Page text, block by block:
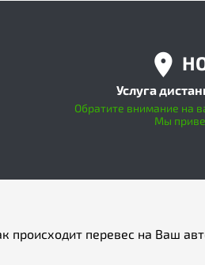
Услуга
Обратите внимание на
Мы
происходит перевес на Ваш